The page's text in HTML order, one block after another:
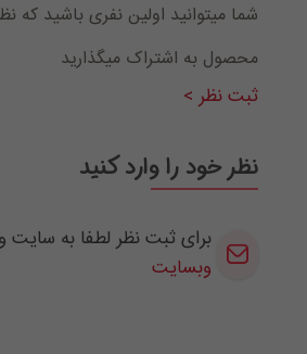
شما میتوانید اولین نفری باشید که
محصول به اشتراک میگذارید
ثبت نظر >
نظر خود را وارد کنید
برای ثبت نظر لطفا به سایت
وبسایت